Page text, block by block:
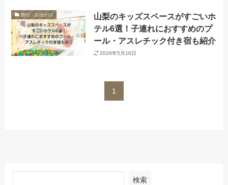
旅行・お出かけ
山梨のキッズスペースがすごいホ
テル6選！子連れにおすすめのプ
ール・アスレチック付き宿も紹介
2026年5月16日
1
検索